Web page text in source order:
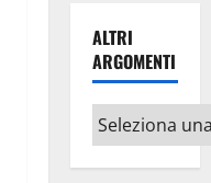
ALTRI
ARGOMENTI
Altri
argomenti